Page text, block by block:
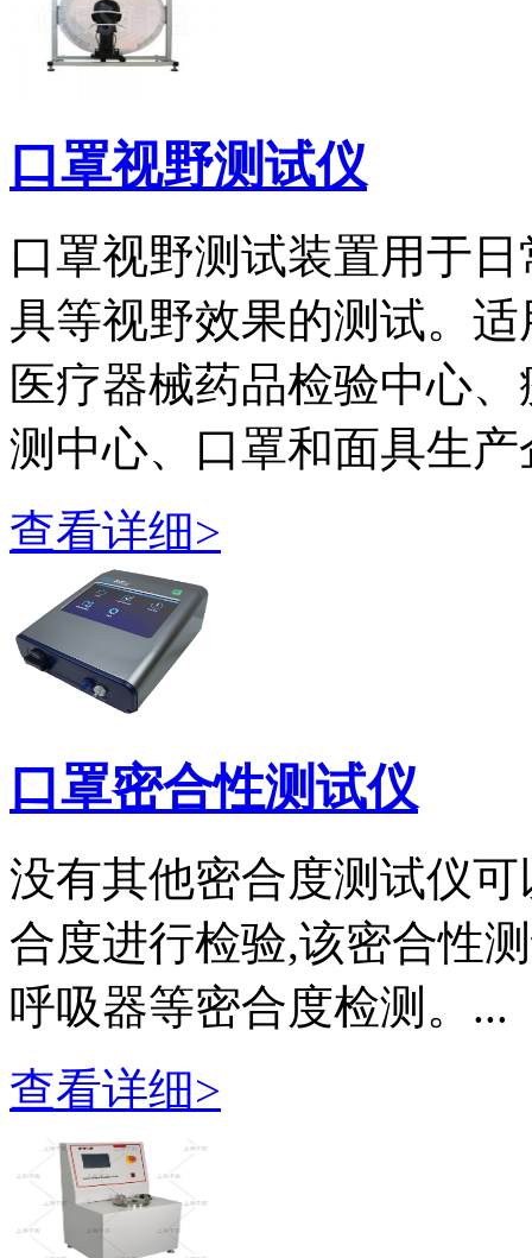
口罩视野测试仪
口罩视野测试装置用于
具等视野效果的测试。
医疗器械药品检验中心
测中心、口罩和面具生产
查看详细>
口罩密合性测试仪
没有其他密合度测试仪
合度进行检验,该密合性
呼吸器等密合度检测。...
查看详细>